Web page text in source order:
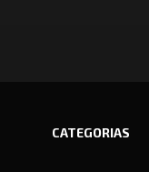
CATEGORIAS